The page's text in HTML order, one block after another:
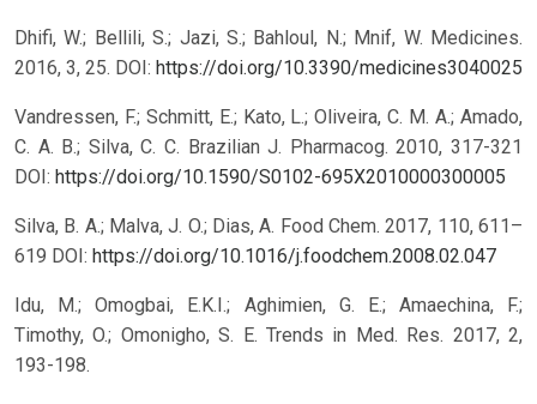
Dhifi, W.; Bellili, S.; Jazi, S.; Bahloul, N.; Mnif, W. Medicines.
2016, 3, 25. DOI: https://doi.org/10.3390/medicines3040025
Vandressen, F.; Schmitt, E.; Kato, L.; Oliveira, C. M. A.; Amado,
C. A. B.; Silva, C. C. Brazilian J. Pharmacog. 2010, 317-321
DOI: https://doi.org/10.1590/S0102-695X2010000300005
Silva, B. A.; Malva, J. O.; Dias, A. Food Chem. 2017, 110, 611–
619 DOI: https://doi.org/10.1016/j.foodchem.2008.02.047
Idu, M.; Omogbai, E.K.I.; Aghimien, G. E.; Amaechina, F.;
Timothy, O.; Omonigho, S. E. Trends in Med. Res. 2017, 2,
193-198.